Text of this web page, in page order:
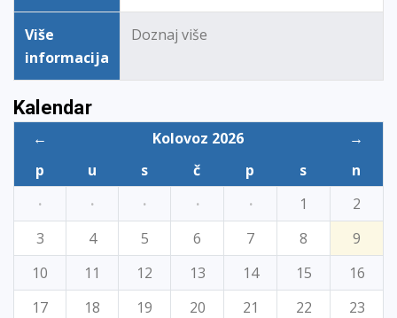
Više
informacija
Doznaj više
Kalendar
← Kolovoz 2026
→
p
u s č p s
n
·
· · · · 1
2
3
4 5 6 7 8
9
10
11 12 13 14 15
16
17
18 19 20 21 22
23